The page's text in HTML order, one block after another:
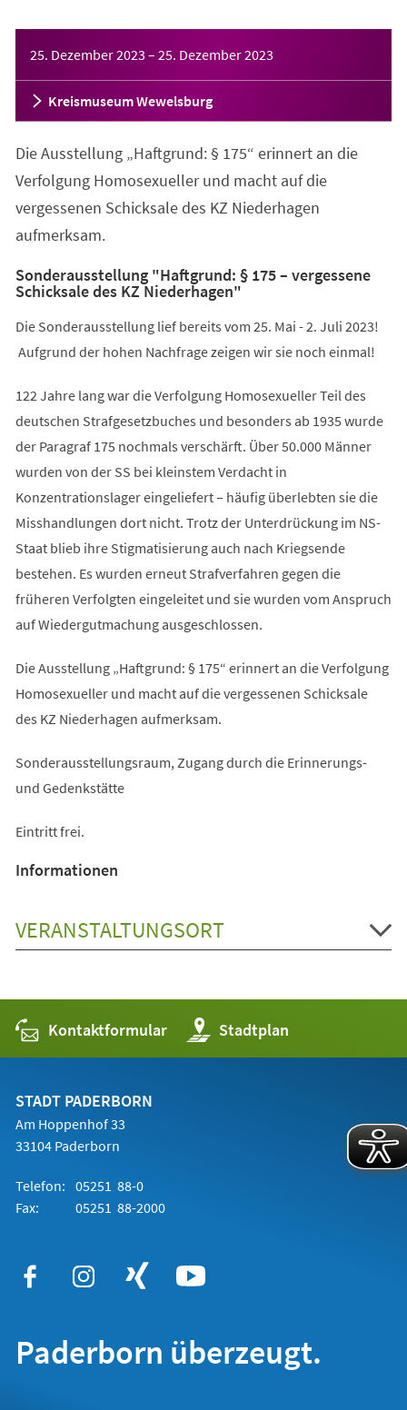
25. Dezember 2023 – 25. Dezember 2023
Kreismuseum Wewelsburg
Die Ausstellung „Haftgrund: § 175“ erinnert an die
Verfolgung Homosexueller und macht auf die
vergessenen Schicksale des KZ Niederhagen
aufmerksam.
Sonderausstellung "Haftgrund: § 175 – vergessene
Schicksale des KZ Niederhagen"
Die Sonderausstellung lief bereits vom 25. Mai - 2. Juli 2023!
Aufgrund der hohen Nachfrage zeigen wir sie noch einmal!
122 Jahre lang war die Verfolgung Homosexueller Teil des
deutschen Strafgesetzbuches und besonders ab 1935 wurde
der Paragraf 175 nochmals verschärft. Über 50.000 Männer
wurden von der SS bei kleinstem Verdacht in
Konzentrationslager eingeliefert – häufig überlebten sie die
Misshandlungen dort nicht. Trotz der Unterdrückung im NS-
Staat blieb ihre Stigmatisierung auch nach Kriegsende
bestehen. Es wurden erneut Strafverfahren gegen die
früheren Verfolgten eingeleitet und sie wurden vom Anspruch
auf Wiedergutmachung ausgeschlossen.
Die Ausstellung „Haftgrund: § 175“ erinnert an die Verfolgung
Homosexueller und macht auf die vergessenen Schicksale
des KZ Niederhagen aufmerksam.
Sonderausstellungsraum, Zugang durch die Erinnerungs-
und Gedenkstätte
Eintritt frei.
Informationen
VERANSTALTUNGSORT
Kontaktformular Stadtplan
(Öffnet
in
einem
STADT PADERBORN
Am Hoppenhof 33
33104 Paderborn
Telefon: 05251 88-0
Fax:
05251 88-2000
Paderborn überzeugt.